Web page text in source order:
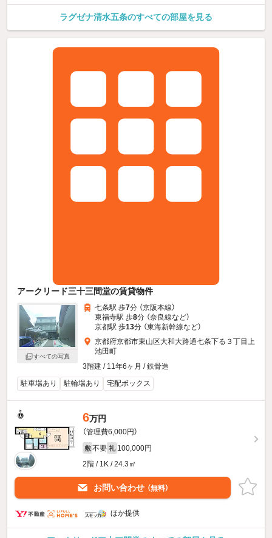
ラグゼナ清水五条のすべての部屋を見る
アークリード三十三間堂の賃貸物件
すべての写真
七条駅 歩7分 （京阪本線）
東福寺駅 歩8分 （奈良線など）
京都駅 歩13分 （東海新幹線など）
京都府京都市東山区大和大路通七条下る３丁目上
池田町
3階建 / 11年6ヶ月 / 鉄骨造
駐車場あり
駐輪場あり 宅配ボックス
6万円
（管理費6,000円）
敷 不要 礼 100,000円
2階 / 1K / 24.3㎡
お問い合わせ （無料）
ほか提供